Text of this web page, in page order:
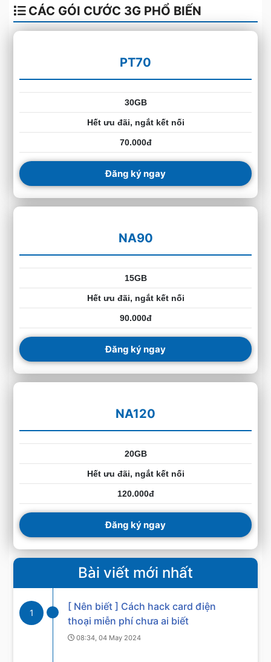
CÁC GÓI CƯỚC 3G PHỔ BIẾN
PT70
30GB
Hết ưu đãi, ngắt kết nối
70.000đ
Đăng ký ngay
NA90
15GB
Hết ưu đãi, ngắt kết nối
90.000đ
Đăng ký ngay
NA120
20GB
Hết ưu đãi, ngắt kết nối
120.000đ
Đăng ký ngay
Bài viết mới nhất
1
[ Nên biết ] Cách hack card điện
thoại miễn phí chưa ai biết
08:34, 04 May 2024